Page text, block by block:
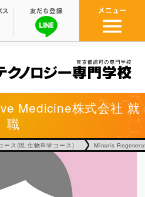
Medicine株式会社就
職
ース(現:生物科学コース) Minaris